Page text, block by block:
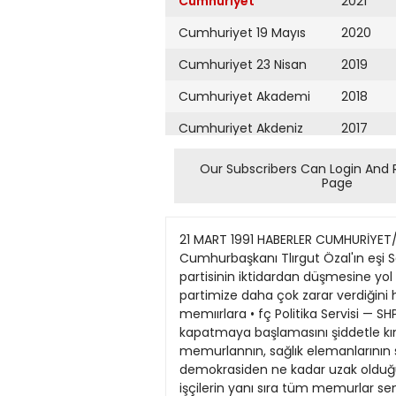
Cumhuriyet 19 Mayıs
Cumhuriyet 23 Nisan
Cumhuriyet Akademi
Cumhuriyet Akdeniz
Cumhuriyet Alışveriş
Cumhuriyet Ankara
Cumhuriyet Büyük
Taaruz
Cumhuriyet
Cumartesi
Cumhuriyet Çevre
2020
2019
2018
2017
2016
2015
2013
2012
2011
2010
2009
Our Subscribers Can Login And
Page
21 MART 1991 HABERLER CUMHURİYET/5 Kaşıkçı'nın korkusu • ANKARA (UBA) — ANAP Kayseri Milletveküi Nuh Mehmet Kaşıkçı, Cumhurbaşkanı Tlırgut Özal'ın eşi Semra özal'ın ANAP Istanbul il başkanlığına adaylığı ve oğlu Efe özal'ın borsa aracılığma soyunmasının partisinin iktidardan düşmesine yol açabileceğini söyledi. Kajıkçı "Semra özal'ın adaylığının mı, yoksa Efe Özal'ın borsacılığının mı partimize daha çok zarar verdiğini hesap edemedik. fkisi de partimizi iktidardan düşürecek mahiyette" diye konuştu. Karakaş'tan memıırlara • fç Politika Servisi — SHP Istanbul İl Başkanı Ercan Karakaş, "ANAP hükümetinin kamu çalışanlarının kurduğu sendikaları kapatmaya başlamasını şiddetle kınadıklarını" söyledi. Karakaş yaptığı yazılı açıklamada şöyle dedi: "Öğretmenlerin, belediye memurlannın, sağlık elemanlarının sendikalanna karşı girişilen bu demokrasi ve hukuk dışı saldırı, Özal- ANAP iktidannm çağdaş demokrasiden ne kadar uzak olduğunun çarpıcı bir örneğidir. Uyesi olmak isteğimiz Avrupa Topluluğu'nda ve tüm demokratik ülkelerde, işçilerin yanı sıra tüm memurlar sendikal haklara sahipken ulkemizde bunun ANAP iktidan eliyle engellenmeye çalışılmasını demokrasi ile bağdaştırmak miimkün değildir." Özbolat 'komplo kurdular' • ANKARA (UBA) — Emniyet Müdürlüğü tarafından kamuoyuna "Emekli General Hulusi Sayın'ın tetikçisi" olarak tanıtılan ve halen merkez kapalı cezaevinde tutuklu bulunan Erol Özbolat, kendisi ve arkadaşlanna komplo kurulduğunu ileri sürdü. Erol Özbolat, Merkez Kapalı Cezaevi revir koğusundan dışan gonderdiği yazılı açıklamada, başta emekli general Hulusi Sayın'ın öldürüldüğü, Astsubay Halil Çetin, Yenimahalle'de öldürülen özel harekât timine mensup Sabri Ceylan ve Etlik'te geçen hafta meydana gelen kanlı kahve baskınımn işkence ile kendisiyle birlikte A. Benden Kerimgiller ve Ayşe Yılmaz adlı arkadaşlarmın üzerine yıkılmak istendiğini belirtti. Söz konusu olaylarla ilgili olarak kendilerinin sorumlu tutulmasının katledilmelerine gerekçe hazırlamayı amaçladığını kaydeden Özbolat, arkadaşı Kerimgiller'in de sokakta öldürülmek istendiğini ifade etti. Çağlar özel TV kuruyor • ANKARA (AA) — DYP Bursa Milletveküi Cavit Çağlar, özel TV kurmak amacıyla girişimlerde bulunuyor. Halen fizibilite çalışmalan yapan Çağlar, halkın beklentilerine cevap verecek bir TV yayını çabasında olduğunu söyledi. Çağlar, bu amaçla Isviçre ve Londra'da uzman kuruluşlarla temaslar > r aptığıru belirterek söz konusu çalışmanın gerçekleşmesi durumunda, yayının Almanya veya Lüksemburg üzerinden gerçekleştirileceğini bildirdi. TV kurma çalışmalarının tamamen kişisel olduğunu, partiye yayın organı ^yaratmak gibi bir düşüncesi bulunmadığını da bildiren Bursa Milletveküi Çağlar, özel TV'nin kendisi veya DYP için değil, demokrasi açısından gerekli olduğunu vurguladı. Çağlar, halkın sorunlarının dile getirileceği bir kanala ihtiyaç